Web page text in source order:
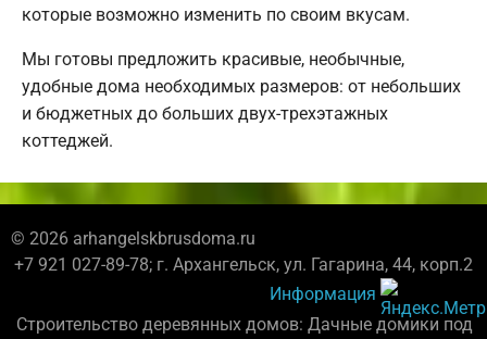
которые возможно изменить по своим вкусам.
Мы готовы предложить красивые, необычные,
удобные дома необходимых размеров: от небольших
и бюджетных до больших двух-трехэтажных
коттеджей.
© 2026 arhangelskbrusdoma.ru
+7 921 027-89-78; г. Архангельск, ул. Гагарина, 44, корп.2
Информация
Строительство деревянных домов: Дачные домики под